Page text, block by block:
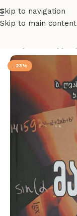
Skip to navigation
Skip to main content
-23%